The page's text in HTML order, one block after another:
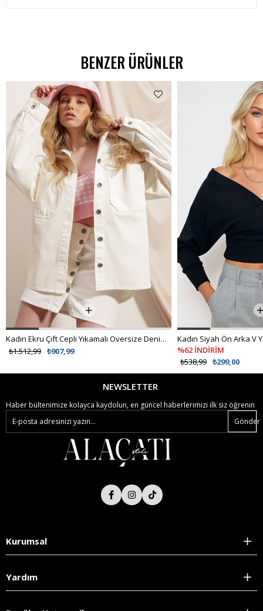
BENZER ÜRÜNLER
Kadın Ekru Çift Cepli Yıkamalı Oversize Denim Ceket ALC-X8152
₺907,99
₺1.512,99
%62 İNDİRİM
₺299,00
₺538,99
NEWSLETTER
Haber bültenimize kolayca kaydolun, en güncel haberlerimizi ilk siz öğrenin
Gönder
Kurumsal
Yardım